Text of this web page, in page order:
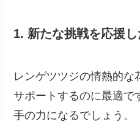
1. 新たな挑戦を応援
レンゲツツジの情熱的な
サポートするのに最適で
手の力になるでしょう。